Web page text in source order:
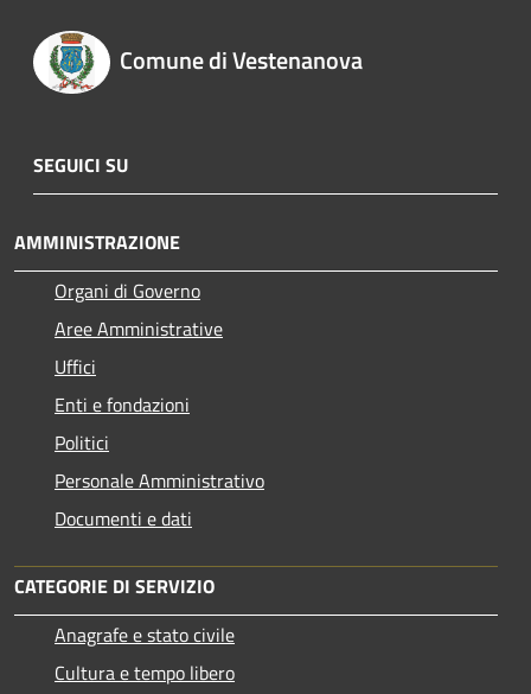
Comune di Vestenanova
SEGUICI SU
AMMINISTRAZIONE
Organi di Governo
Aree Amministrative
Uffici
Enti e fondazioni
Politici
Personale Amministrativo
Documenti e dati
CATEGORIE DI SERVIZIO
Anagrafe e stato civile
Cultura e tempo libero